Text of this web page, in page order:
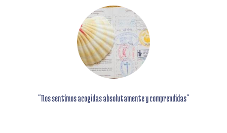
"Nos sentímosacogidas absolutamente y comprendidas"